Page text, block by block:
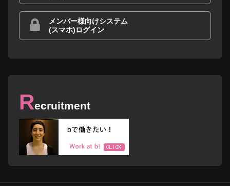
メンバー様向けシステム
(スマホ)ログイン
Recruitment